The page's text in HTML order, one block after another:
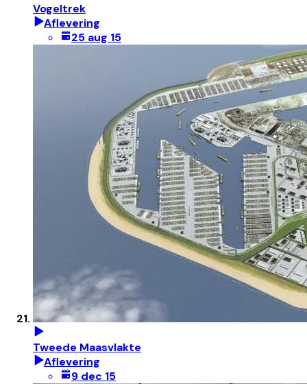
Vogeltrek
Aflevering
25 aug 15
Tweede Maasvlakte
Aflevering
9 dec 15